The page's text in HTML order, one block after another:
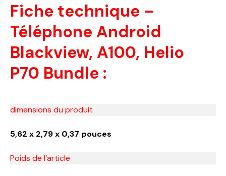
Fiche technique –
Téléphone Android
Blackview, A100, Helio
P70 Bundle :
dimensions du produit
5,62 x 2,79 x 0,37 pouces
Poids de l’article